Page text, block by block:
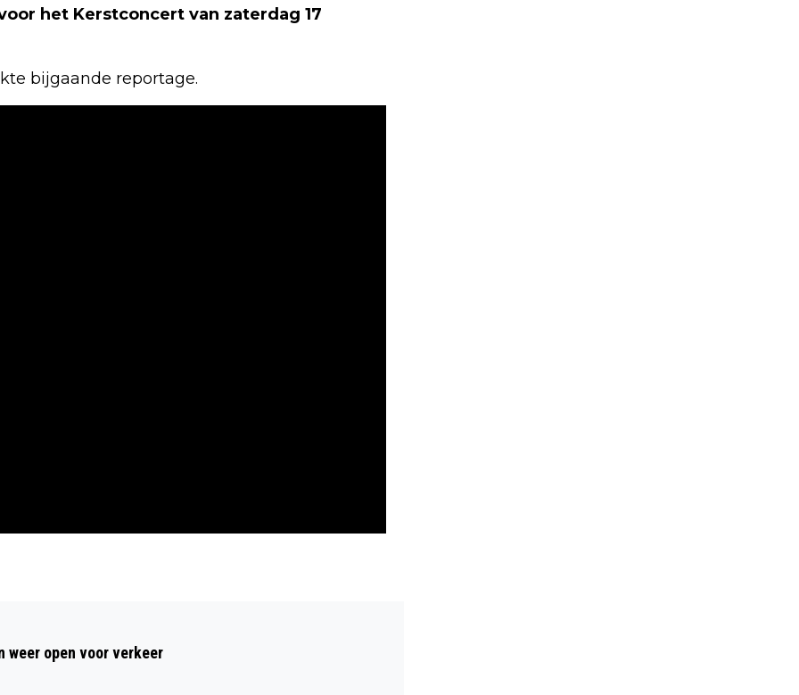
het Kerstconcert van zaterdag 17
bijgaande reportage.
START MET MET ‘FIRST STEEL CUT’
weer open voor verkeer